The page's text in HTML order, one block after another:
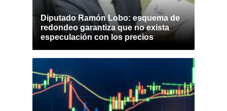
Diputado Ramón Lobo: esquema de
redondeo garantiza que no exista
especulación con los precios